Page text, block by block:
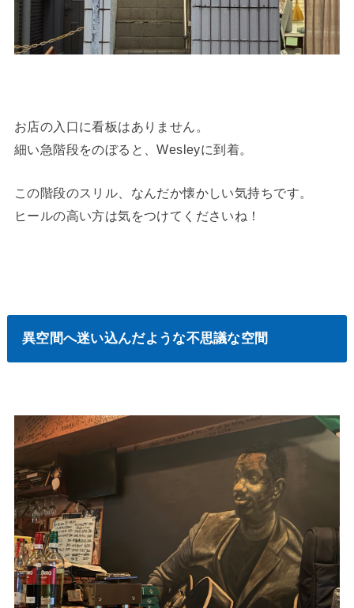
お店の入口に看板はありません。
細い急階段をのぼると、Wesleyに到着。
この階段のスリル、なんだか懐かしい気持ちです。
ヒールの高い方は気をつけてくださいね！
異空間へ迷い込んだような不思議な空間